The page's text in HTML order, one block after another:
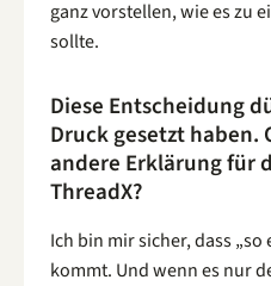
ganz vorstellen, wie es zu
sollte.
Diese Entscheidung
Druck gesetzt haben.
andere Erklärung für
ThreadX?
Ich bin mir sicher, dass „so
kommt. Und wenn es nur